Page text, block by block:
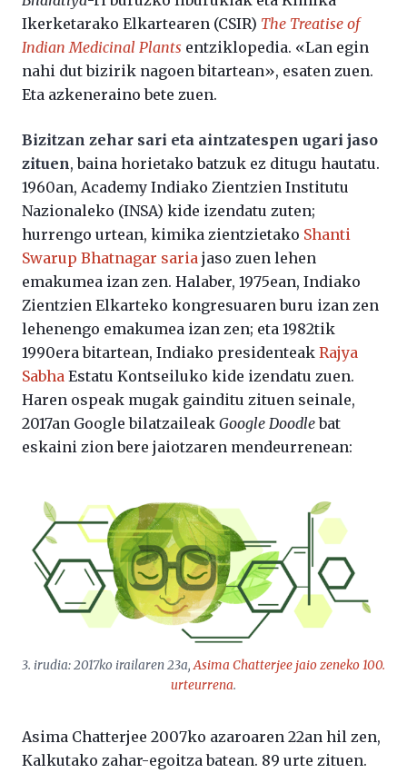
Ikerketarako Elkartearen (CSIR) The Treatise of
Indian Medicinal Plants entziklopedia. «Lan egin
nahi dut bizirik nagoen bitartean», esaten zuen.
Eta azkeneraino bete zuen.
Bizitzan zehar sari eta aintzatespen ugari jaso
zituen, baina horietako batzuk ez ditugu hautatu.
1960an, Academy Indiako Zientzien Institutu
Nazionaleko (INSA) kide izendatu zuten;
hurrengo urtean, kimika zientzietako Shanti
Swarup Bhatnagar saria jaso zuen lehen
emakumea izan zen. Halaber, 1975ean, Indiako
Zientzien Elkarteko kongresuaren buru izan zen
lehenengo emakumea izan zen; eta 1982tik
1990era bitartean, Indiako presidenteak Rajya
Sabha Estatu Kontseiluko kide izendatu zuen.
Haren ospeak mugak gainditu zituen seinale,
2017an Google bilatzaileak Google Doodlebat
eskaini zion bere jaiotzaren mendeurrenean:
3. irudia: 2017ko irailaren 23a,Asima Chatterjee jaio zeneko 100.
urteurrena.
Asima Chatterjee 2007ko azaroaren 22an hil zen,
Kalkutako zahar-egoitza batean. 89 urte zituen.